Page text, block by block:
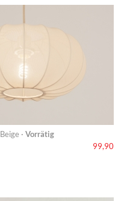
· Vorrätig
99,90